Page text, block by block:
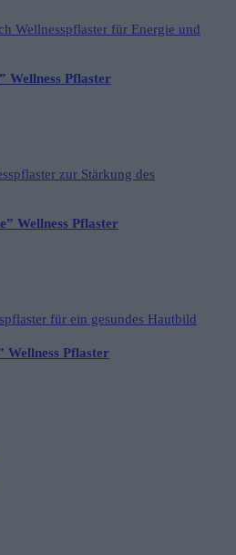
Wellness Pflaster
Wellness Pflaster
Wellness Pflaster